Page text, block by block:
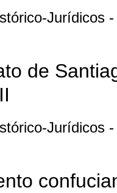
Jurídicos
de
Jurídicos